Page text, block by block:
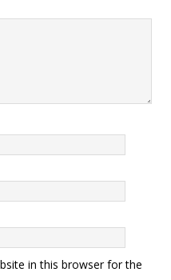
in this browser for the